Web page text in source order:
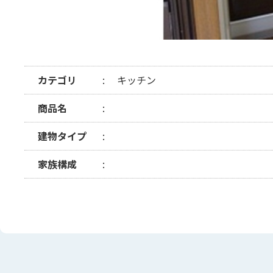
カテゴリ
キッチン
商品名
建物タイプ
家族構成